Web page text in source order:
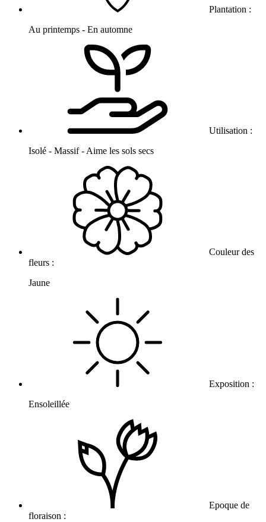
Plantation :
Au printemps - En automne
Utilisation :
Isolé - Massif - Aime les sols secs
Couleur des
fleurs :
Jaune
Exposition :
Ensoleillée
Epoque de
floraison :